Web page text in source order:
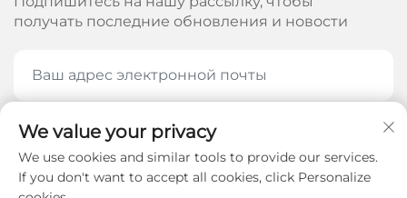
получать последние обновления и новости
ПОДПИШИТЕСЬ СЕЙЧАС
We value your privacy
We use cookies and similar tools to provide our services.
If you don't want to accept all cookies, click Personalize